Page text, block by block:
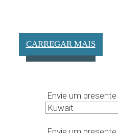
CARREGAR MAIS
Envie um